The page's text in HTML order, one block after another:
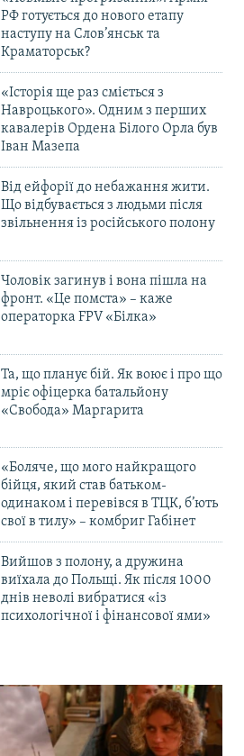
РФ готується до нового етапу
наступу на Слов’янськ та
Краматорськ?
«Історія ще раз сміється з
Навроцького». Одним з перших
кавалерів Ордена Білого Орла був
Іван Мазепа
Від ейфорії до небажання жити.
Що відбувається з людьми після
звільнення із російського полону
Чоловік загинув і вона пішла на
фронт. «Це помста» – каже
операторка FPV «Білка»
Та, що планує бій. Як воює і про що
мріє офіцерка батальйону
«Свобода» Маргарита
«Боляче, що мого найкращого
бійця, який став батьком-
одинаком і перевівся в ТЦК, б’ють
свої в тилу» – комбриг Габінет
Вийшов з полону, а дружина
виїхала до Польщі. Як після 1000
днів неволі вибратися «із
психологічної і фінансової ями»